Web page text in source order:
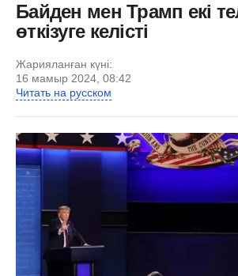
Байден мен Трамп екі
өткізуге келісті
Жарияланған күні:
16 мамыр 2024, 08:42
Читать на русском